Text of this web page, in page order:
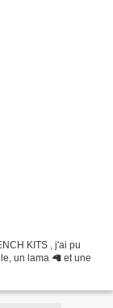
KITS , j'ai pu
un lama 🦙 et une